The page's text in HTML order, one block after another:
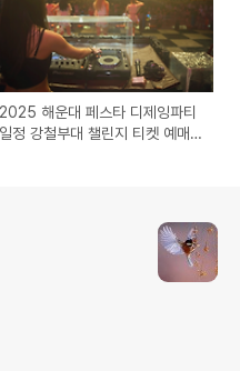
2025 해운대 페스타 디제잉파티
일정 강철부대 챌린지 티켓 예매